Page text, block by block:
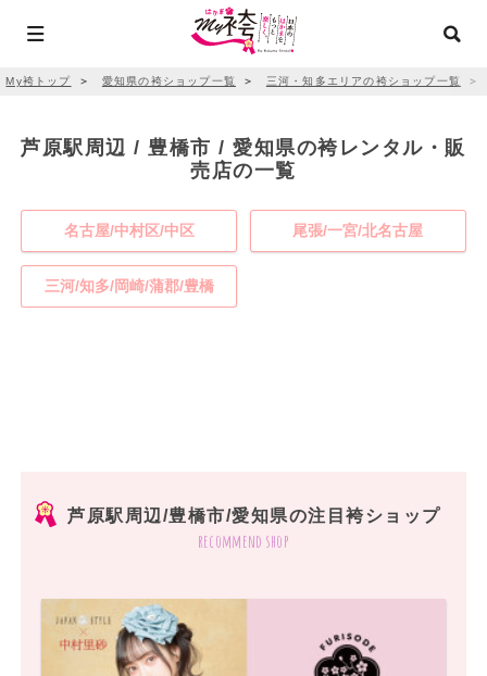
My袴トップ ＞ 愛知県の袴ショップ一覧 ＞ 三河・知多エリアの袴ショップ一覧 ＞
芦原駅周辺 / 豊橋市 / 愛知県の袴レンタル・販
売店の一覧
名古屋/中村区/中区 尾張/一宮/北名古屋
三河/知多/岡崎/蒲郡/豊橋
芦原駅周辺/豊橋市/愛知県の注目袴ショップ
recommend shop